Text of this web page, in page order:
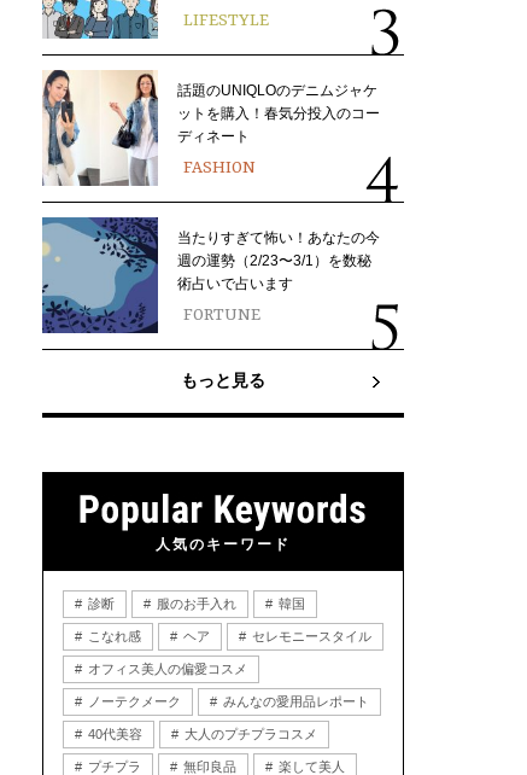
LIFESTYLE
話題のUNIQLOのデニムジャケ
ットを購入！春気分投入のコー
ディネート
FASHION
当たりすぎて怖い！あなたの今
週の運勢（2/23〜3/1）を数秘
術占いで占います
FORTUNE
もっと見る
人気のキーワード
診断 服のお手入れ 韓国
こなれ感 ヘア セレモニースタイル
オフィス美人の偏愛コスメ
ノーテクメーク みんなの愛用品レポート
40代美容 大人のプチプラコスメ
プチプラ 無印良品 楽して美人